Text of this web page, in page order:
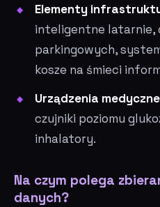
Elementy
inteligentne latarnie,
parkingowych,
kosze na śmieci
Urządzenia
czujniki poziomu
inhalatory.
Na czym polega
danych?